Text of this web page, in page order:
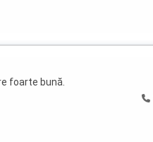
foarte bună.